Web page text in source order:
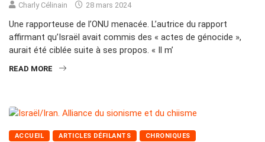
Charly Célinain 28 mars 2024
Une rapporteuse de l’ONU menacée. L’autrice du rapport
affirmant qu’Israël avait commis des « actes de génocide »,
aurait été ciblée suite à ses propos. « Il m’
READ MORE
ACCUEIL ARTICLES DÉFILANTS CHRONIQUES